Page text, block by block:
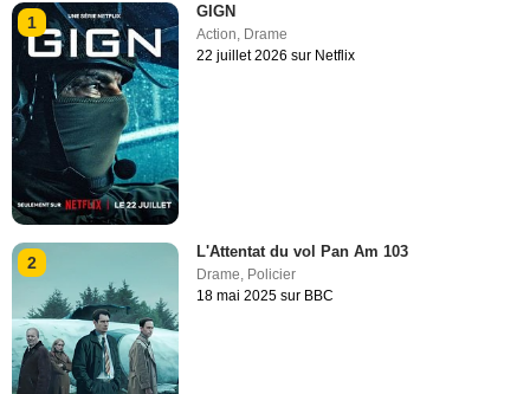
1
GIGN
Action Drame
22 juillet 2026 sur Netflix
2
L'Attentat du vol Pan Am 103
Drame, Policier
18 mai 2025 sur BBC